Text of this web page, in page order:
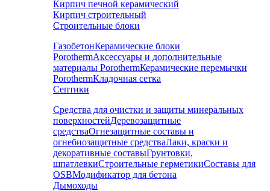
Кирпич печной керамический
Кирпич строительный
Строительные блоки
ГазобетонКерамические блоки
PorothermАксессуары и дополнительные
материалы PorothermКерамические перемычки
PorothermКладочная сетка
Септики
Средства для очистки и защиты минеральных
поверхностейДеревозащитные
средстваОгнезащитные составы и
огнебиозащитные средстваЛаки, краски и
декоративные составыГрунтовки,
шпатлевкиСтроительные герметикиСоставы для
OSBМодификатор для бетона
Дымоходы